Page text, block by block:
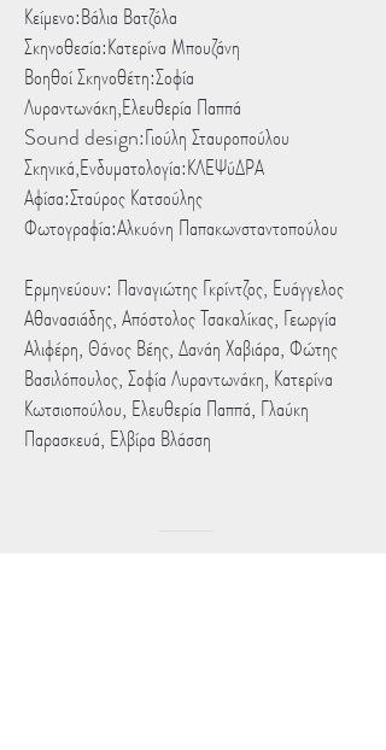
Κείμενο:Βάλια Βατζόλα
Σκηνοθεσία:Κατερίνα Μπουζάνη
Βοηθοί Σκηνοθέτη:Σοφία
Λυραντωνάκη,Ελευθερία Παππά
Sound design:Γιούλη Σταυροπούλου
Σκηνικά,Ενδυματολογία:ΚΛΕΨύΔΡΑ
Αφίσα:Σταύρος Κατσούλης
Φωτογραφία:Αλκυόνη Παπακωνσταντοπούλου
Ερμηνεύουν: Παναγιώτης Γκρίντζος, Ευάγγελος
Αθανασιάδης, Απόστολος Τσακαλίκας, Γεωργία
Αλιφέρη, Θάνος Βέης, Δανάη Χαβιάρα, Φώτης
Βασιλόπουλος, Σοφία Λυραντωνάκη, Κατερίνα
Κωτσιοπούλου, Ελευθερία Παππά, Γλαύκη
Παρασκευά, Ελβίρα Βλάσση